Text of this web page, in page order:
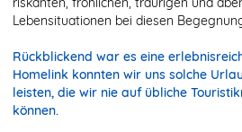
Lebensituationen bei diesen
Rückblickend war es eine
Homelink konnten wir uns solche
leisten, die wir nie auf übliche
können.